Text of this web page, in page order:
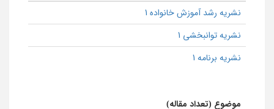
نشریه رشد آموزش خانواده 1
نشریه توانبخشی 1
نشریه برنامه 1
موضوع (تعداد مقاله)